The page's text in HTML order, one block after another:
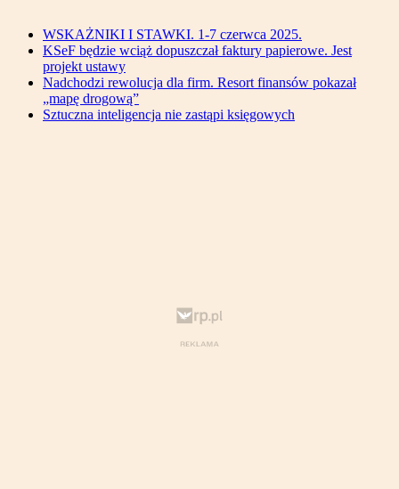
WSKAŻNIKI I STAWKI. 1-7 czerwca 2025.
KSeF będzie wciąż dopuszczał faktury papierowe. Jest
projekt ustawy
Nadchodzi rewolucja dla firm. Resort finansów pokazał
„mapę drogową”
Sztuczna inteligencja nie zastąpi księgowych